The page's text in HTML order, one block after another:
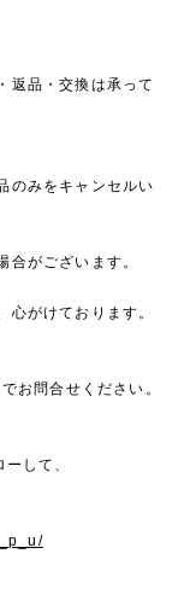
返品・交換は承って
のみをキャンセルい
合がございます。
がけております。
お問合せください。
して、